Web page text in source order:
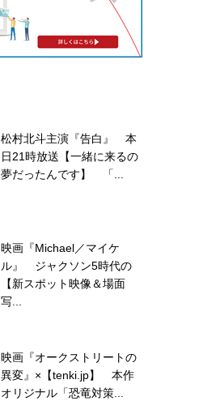
松村北斗主演『告白』 本
日21時放送【一緒に来るの
夢だったんです】 「...
映画『Michael／マイケ
ル』 ジャクソン5時代の
【新スポット映像＆場面
写...
映画『オークストリートの
異変』×【tenki.jp】 本作
オリジナル「恐竜対策...